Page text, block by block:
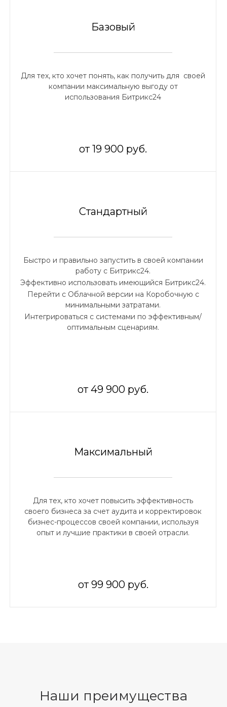
Базовый
Для тех, кто хочет понять, как получить для своей
компании максимальную выгоду от
использования Битрикс24
от 19 900 руб.
Стандартный
Быстро и правильно запустить в своей компании
работу с Битрикс24.
Эффективно использовать имеющийся Битрикс24.
Перейти с Облачной версии на Коробочную с
минимальными затратами.
Интегрироваться с системами по эффективным/
оптимальным сценариям.
от 49 900 руб.
Максимальный
Для тех, кто хочет повысить эффективность
своего бизнеса за счет аудита и корректировок
бизнес-процессов своей компании, используя
опыт и лучшие практики в своей отрасли.
от 99 900 руб.
Наши преимущества